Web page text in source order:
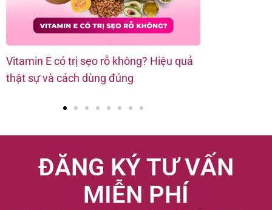
Vitamin E có trị sẹo rỗ không? Hiệu quả
thật sự và cách dùng đúng
ĐĂNG KÝ TƯ VẤN
MIỄN PHÍ